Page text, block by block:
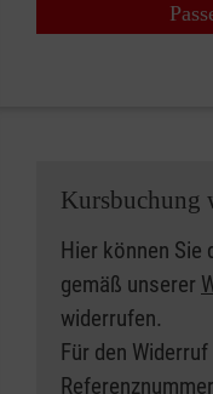
Kursbuchung
Hier können Sie
gemäß unserer
widerrufen.
Für den